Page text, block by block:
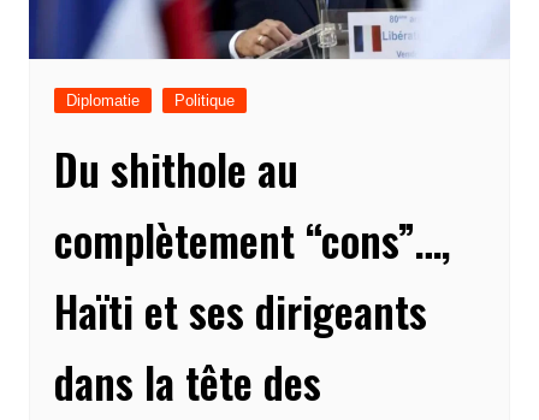
Diplomatie Politique
Du shithole au
complètement “cons”…,
Haïti et ses dirigeants
dans la tête des